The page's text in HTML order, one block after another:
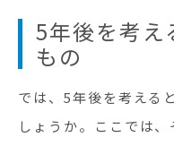
5年後を考え
もの
では、5年後を考える
しょうか。ここでは、